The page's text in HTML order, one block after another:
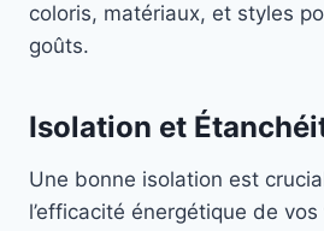
coloris, matériaux, et styles
goûts.
Isolation et
Une bonne isolation est
l’efficacité énergétique de vos